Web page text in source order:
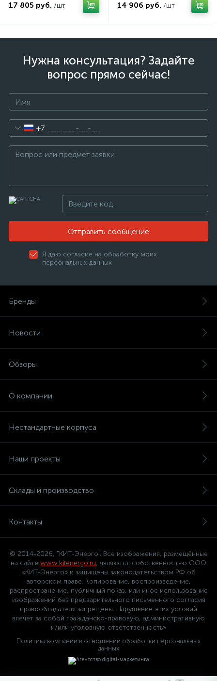
17 805 руб. /шт 14 906 руб. /шт
Нужна консультация? Задайте
вопрос прямо сейчас!
+7
Отправить сообщение
Я даю согласие на обработку моих
персональных данных
Бренды
Новости
Обзоры
О компании
Нестандартные корпуса
Наши проекты
Склады и производство
Контакты
© 2014-2026, "КИТ-Энерго". Все изображения, размещённые
на сайте www.kitenergo.ru, являются собственностью ООО
«КИТ-Энерго» и защищены законодательством РФ об
авторском праве. Копирование, воспроизведение,
распространение, публичный показ, или иное использование
изображений без предварительного письменного согласия
правообладателя запрещены. Нарушение этих условий
влечёт за собой гражданско-правовую, административную
и/или уголовную ответственность»
Политика компании в отношении обработки персональных
данных